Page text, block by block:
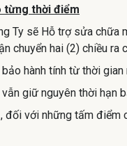
từng thời điểm
Ty sẽ Hỗ trợ sửa
chuyển hai (2) chiều ra
hành tính từ thời
giữ nguyên thời hạn
với những tấm